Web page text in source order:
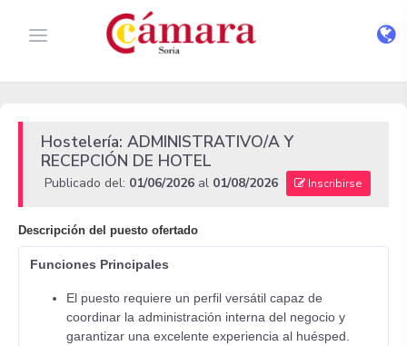
Hostelería: ADMINISTRATIVO/A Y
RECEPCIÓN DE HOTEL
Publicado del: 01/06/2026 al 01/08/2026 Inscribirse
Descripción del puesto ofertado
Funciones Principales
El puesto requiere un perfil versátil capaz de
coordinar la administración interna del negocio y
garantizar una excelente experiencia al huésped.